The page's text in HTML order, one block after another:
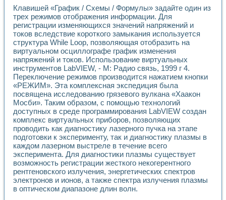
Стенд для исследования электрических переходных
Система статистической обработки результатов
Автоматизация лазерно-плазменных измерений с
Модельно-измерительный комплекс. Назначение. Состав.
Использование технологий NATIONAL INSTRUMENTS
Учебный практикум "Спектральный и корреляционный
Учебный стенд для исследования принципа действия
Оборудование и программное обеспечение учебных
Виртуальный лабораторный практикум для изучения
Управление роботом ТУР-10 средствами LabVIEW
Аппаратно-программный комплекс для исследования
Автоматизированный дистанционный лабораторный
Исследование возможности реставрации одномерных
Использование технологий NATIONAL INSTRUMENTS в
Разработка модификаций алгоритма полигармонической
Учебный стенд для исследования принципа действия
Виртуальная система поддержки принимаемых решений в
Преемственность дисциплин «Моделирование систем» и
Универсальный стенд для исследования электрических
Лабораторные практикумы по информационно-
Клавишей «График / Схемы / Формулы» задайте один из
трех режимов отображения информации. Для
регистрации изменяющихся значений напряжений и
токов вследствие короткого замыкания используется
структура While Loop, позволяющая отобразить на
виртуальном осциллографе график изменения
напряжений и токов. Использование виртуальных
инструментов LabVIEW, - М: Радио связь, 1999 г 4.
Переключение режимов производится нажатием кнопки
«РЕЖИМ». Эта комплексная экспедиция была
посвящена исследованию грязевого вулкана «Хаакон
Мосби». Таким образом, с помощью технологий
доступных в среде программирования LabVIEW создан
комплекс виртуальных приборов, позволяющих
проводить как диагностику лазерного пучка на этапе
подготовки к эксперименту, так и диагностику плазмы в
каждом лазерном выстреле в течение всего
эксперимента. Для диагностики плазмы существует
возможность регистрации жесткого некогерентного
рентгеновского излучения, энергетических спектров
электронов и ионов, а также спектра излучения плазмы
в оптическом диапазоне длин волн.